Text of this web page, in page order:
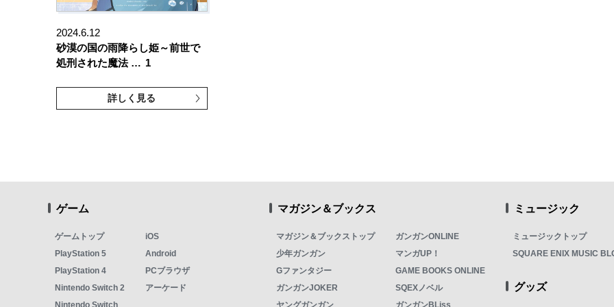
2024.6.12
砂漠の国の雨降らし姫～前世で
処刑された魔法 … 1
詳しく見る
ゲーム
ゲームトップ
PlayStation 5
PlayStation 4
Nintendo Switch 2
iOS
Android
PCブラウザ
アーケード
マガジン＆ブックス
マガジン＆ブックストップ
少年ガンガン
Gファンタジー
ガンガンJOKER
ガンガンONLINE
マンガUP！
GAME BOOKS ONLINE
SQEXノベル
ミュージック
ミュージックトップ
SQUARE ENIX MUSIC
グッズ